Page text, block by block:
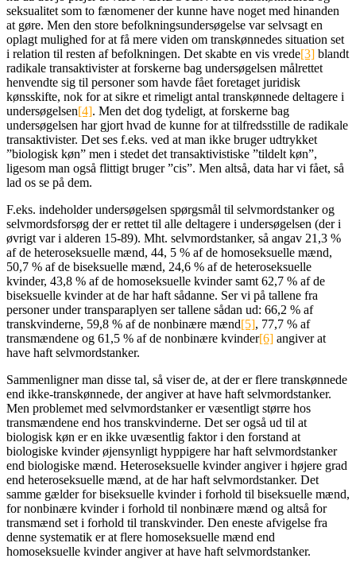
seksualitet som to fænomener der kunne have noget med hinanden
at gøre. Men den store befolkningsundersøgelse var selvsagt en
oplagt mulighed for at få mere viden om transkønnedes situation set
i relation til resten af befolkningen. Det skabte en vis vrede[3] blandt
radikale transaktivister at forskerne bag undersøgelsen målrettet
henvendte sig til personer som havde fået foretaget juridisk
kønsskifte, nok for at sikre et rimeligt antal transkønnede deltagere i
undersøgelsen[4]. Men det dog tydeligt, at forskerne bag
undersøgelsen har gjort hvad de kunne for at tilfredsstille de radikale
transaktivister. Det ses f.eks. ved at man ikke bruger udtrykket
”biologisk køn” men i stedet det transaktivistiske ”tildelt køn”,
ligesom man også flittigt bruger ”cis”. Men altså, data har vi fået, så
lad os se på dem.
F.eks. indeholder undersøgelsen spørgsmål til selvmordstanker og
selvmordsforsøg der er rettet til alle deltagere i undersøgelsen (der i
øvrigt var i alderen 15-89). Mht. selvmordstanker, så angav 21,3 %
af de heteroseksuelle mænd, 44, 5 % af de homoseksuelle mænd,
50,7 % af de biseksuelle mænd, 24,6 % af de heteroseksuelle
kvinder, 43,8 % af de homoseksuelle kvinder samt 62,7 % af de
biseksuelle kvinder at de har haft sådanne. Ser vi på tallene fra
personer under transparaplyen ser tallene sådan ud: 66,2 % af
transkvinderne, 59,8 % af de nonbinære mænd[5], 77,7 % af
transmændene og 61,5 % af de nonbinære kvinder[6] angiver at
have haft selvmordstanker.
Sammenligner man disse tal, så viser de, at der er flere transkønnede
end ikke-transkønnede, der angiver at have haft selvmordstanker.
Men problemet med selvmordstanker er væsentligt større hos
transmændene end hos transkvinderne. Det ser også ud til at
biologisk køn er en ikke uvæsentlig faktor i den forstand at
biologiske kvinder øjensynligt hyppigere har haft selvmordstanker
end biologiske mænd. Heteroseksuelle kvinder angiver i højere grad
end heteroseksuelle mænd, at de har haft selvmordstanker. Det
samme gælder for biseksuelle kvinder i forhold til biseksuelle mænd,
for nonbinære kvinder i forhold til nonbinære mænd og altså for
transmænd set i forhold til transkvinder. Den eneste afvigelse fra
denne systematik er at flere homoseksuelle mænd end
homoseksuelle kvinder angiver at have haft selvmordstanker.